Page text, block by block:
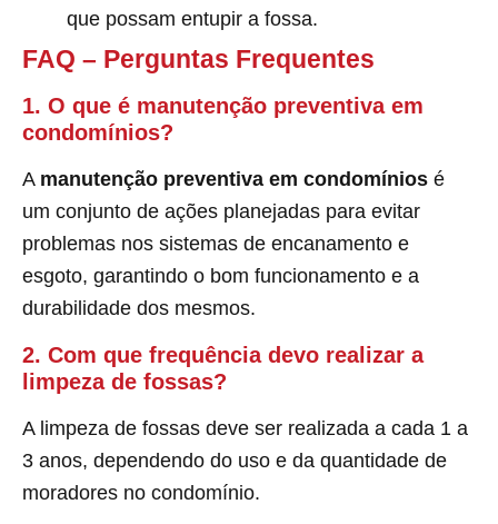
que possam entupir a fossa.
FAQ – Perguntas Frequentes
1. O que é manutenção preventiva em
condomínios?
A manutenção preventiva em condomínios é
um conjunto de ações planejadas para evitar
problemas nos sistemas de encanamento e
esgoto, garantindo o bom funcionamento e a
durabilidade dos mesmos.
2. Com que frequência devo realizar a
limpeza de fossas?
A limpeza de fossas deve ser realizada a cada 1 a
3 anos, dependendo do uso e da quantidade de
moradores no condomínio.